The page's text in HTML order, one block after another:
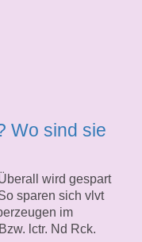
Wo sind sie
wird gespart
sparen sich vlvt
im
lctr. Nd Rck.